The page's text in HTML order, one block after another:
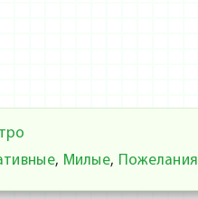
, Милые, Пожелания